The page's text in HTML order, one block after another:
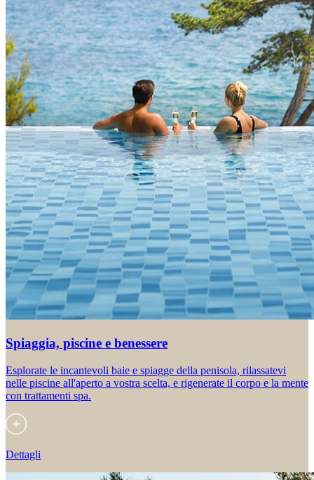
Spiaggia, piscine e benessere
Esplorate le incantevoli baie e spiagge della penisola, rilassatevi
nelle piscine all'aperto a vostra scelta, e rigenerate il corpo e la mente
con trattamenti spa.
Dettagli